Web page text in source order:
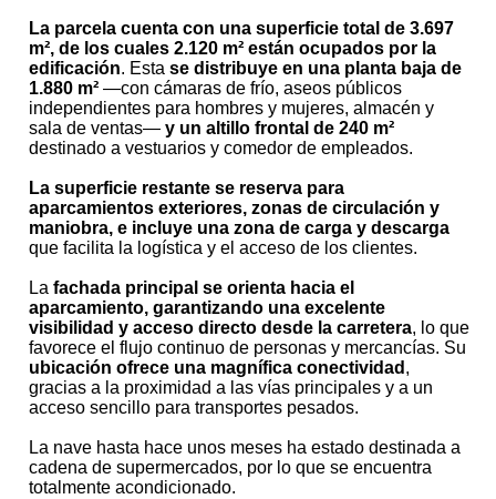
La parcela cuenta con una superficie total de 3.697
m², de los cuales 2.120 m² están ocupados por la
edificación. Estase distribuye en una planta baja de
1.880 m² —con cámaras de frío, aseos públicos
independientes para hombres y mujeres, almacén y
sala de ventas—y un altillo frontal de 240 m²
destinado a vestuarios y comedor de empleados.
La superficie restante se reserva para
aparcamientos exteriores, zonas de circulación y
maniobra, e incluye una zona de carga y descarga
que facilita la logística y el acceso de los clientes.
Lafachada principal se orienta hacia el
aparcamiento, garantizando una excelente
visibilidad y acceso directo desde la carretera, lo que
favorece el flujo continuo de personas y mercancías. Su
ubicación ofrece una magnífica conectividad ,
gracias a la proximidad a las vías principales y a un
acceso sencillo para transportes pesados.
La nave hasta hace unos meses ha estado destinada a
cadena de supermercados, por lo que se encuentra
totalmente acondicionado.